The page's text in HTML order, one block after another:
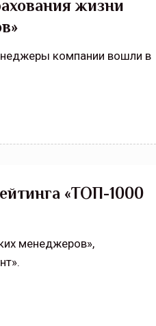
жизни
компании вошли в
«ТОП-1000
менеджеров»,